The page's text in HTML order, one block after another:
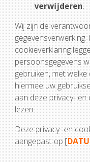
verwijderen.
Wij zijn de
cookieverklaring
persoonsgegevens
gebruiken, met
hiermee uw
aan deze privacy- en
lezen.
Deze privacy- en
aangepast op [